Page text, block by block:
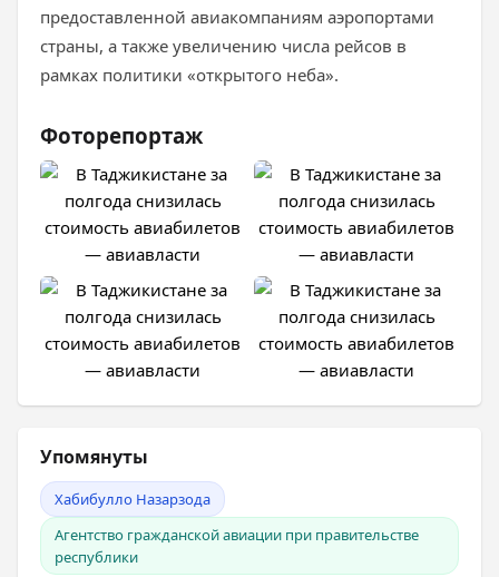
предоставленной авиакомпаниям аэропортами
страны, а также увеличению числа рейсов в
рамках политики «открытого неба».
Фоторепортаж
Упомянуты
Хабибулло Назарзода
Агентство гражданской авиации при правительстве
республики